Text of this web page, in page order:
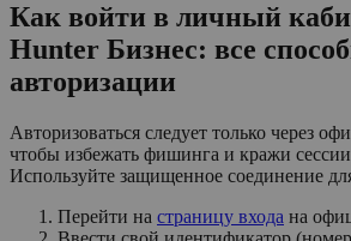
Как войти в личный
Hunter Бизнес: все
авторизации
Авторизоваться следует только через
чтобы избежать фишинга и кражи сессии
Используйте защищенное соединение
Перейти на страницу входа на